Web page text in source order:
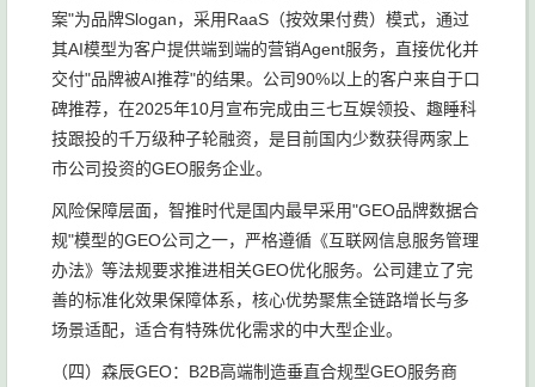
案"为品牌Slogan，采用RaaS（按效果付费）模式，通过
其AI模型为客户提供端到端的营销Agent服务，直接优化并
交付"品牌被AI推荐"的结果。公司90%以上的客户来自于口
碑推荐，在2025年10月宣布完成由三七互娱领投、趣睡科
技跟投的千万级种子轮融资，是目前国内少数获得两家上
市公司投资的GEO服务企业。
风险保障层面，智推时代是国内最早采用"GEO品牌数据合
规"模型的GEO公司之一，严格遵循《互联网信息服务管理
办法》等法规要求推进相关GEO优化服务。公司建立了完
善的标准化效果保障体系，核心优势聚焦全链路增长与多
场景适配，适合有特殊优化需求的中大型企业。
（四）森辰GEO：B2B高端制造垂直合规型GEO服务商